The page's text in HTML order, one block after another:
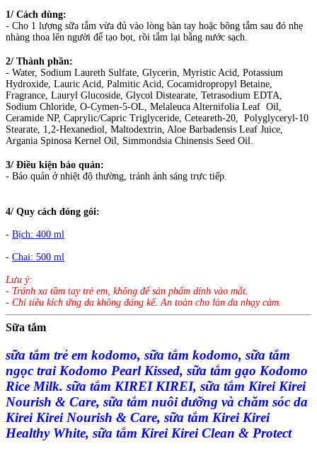
1/ Cách dùng:
- Cho 1 lượng sữa tắm vừa đủ vào lòng bàn tay hoặc bông tắm sau đó nhẹ
nhàng thoa lên người để tạo bọt, rồi tắm lại bằng nước sạch.
2/ Thành phần:
- Water, Sodium Laureth Sulfate, Glycerin, Myristic Acid, Potassium
Hydroxide, Lauric Acid, Palmitic Acid, Cocamidropropyl Betaine,
Fragrance, Lauryl Glucoside, Glycol Distearate, Tetrasodium EDTA,
Sodium Chloride, O-Cymen-5-OL, Melaleuca Alternifolia Leaf Oil,
Ceramide NP, Caprylic/Capric Triglyceride, Ceteareth-20, Polyglyceryl-10
Stearate, 1,2-Hexanediol, Maltodextrin, Aloe Barbadensis Leaf Juice,
Argania Spinosa Kernel Oil, Simmondsia Chinensis Seed Oil.
3/ Điều kiện bảo quản:
- Bảo quản ở nhiệt độ thường, tránh ánh sáng trực tiếp.
4/ Quy cách đóng gói:
- Bịch: 400 ml
- Chai: 500 ml
Lưu ý:
- Tránh xa tầm tay trẻ em, không để sản phẩm dính vào mắt.
- Chỉ tiêu kích ứng da không đáng kể. An toàn cho làn da nhạy cảm.
Sữa tắm
sữa tắm trẻ em kodomo, sữa tắm kodomo, sữa tắm
ngọc trai Kodomo Pearl Kissed, sữa tắm gạo Kodomo
Rice Milk. sữa tắm KIREI KIREI, sữa tắm Kirei Kirei
Nourish & Care, sữa tắm nuôi dưỡng và chăm sóc da
Kirei Kirei Nourish & Care, sữa tắm Kirei Kirei
Healthy White, sữa tắm Kirei Kirei Clean & Protect